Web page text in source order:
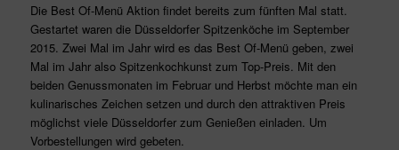
Die Best Of-Menü Aktion findet bereits zum fünften Mal statt.
Gestartet waren die Düsseldorfer Spitzenköche im September
2015. Zwei Mal im Jahr wird es das Best Of-Menü geben, zwei
Mal im Jahr also Spitzenkochkunst zum Top-Preis. Mit den
beiden Genussmonaten im Februar und Herbst möchte man ein
kulinarisches Zeichen setzen und durch den attraktiven Preis
möglichst viele Düsseldorfer zum Genießen einladen. Um
Vorbestellungen wird gebeten.